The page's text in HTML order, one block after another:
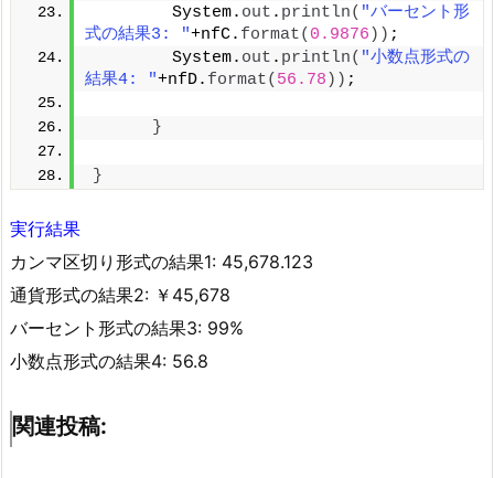
        System.
out . println( "バーセント形
式の結果3: "+nfC. format( 0.9876 )) ;
        System.
out . println( "小数点形式の
結果4: "+nfD. format( 56.78 )) ;
}
}
実行結果
カンマ区切り形式の結果1: 45,678.123
通貨形式の結果2: ￥45,678
バーセント形式の結果3: 99%
小数点形式の結果4: 56.8
関連投稿: